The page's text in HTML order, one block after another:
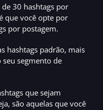
30 hashtags por
que você opte por
por postagem.
hashtags padrão, mais
seu segmento de
que sejam
são aquelas que você